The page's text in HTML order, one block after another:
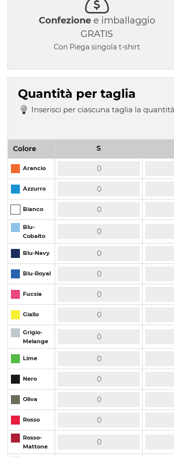
Confezionee imballaggio
GRATIS
Con Piega singola t-shirt
Quantità per taglia
Inserisci per ciascuna taglia la
Colore S
Arancio
Azzurro
Bianco
Blu-
Cobalto
Blu-Navy
Blu-Royal
Fucsia
Giallo
Grigio-
Melange
Lime
Nero
Oliva
Rosso
Rosso-
Mattone